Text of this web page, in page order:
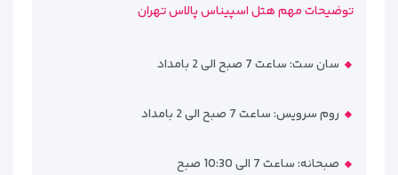
توضیحات مهم هتل اسپیناس پالاس تهران
سان ست: ساعت 7 صبح الی 2 بامداد
روم سرویس: ساعت 7 صبح الی 2 بامداد
صبحانه: ساعت 7 الی 10:30 صبح